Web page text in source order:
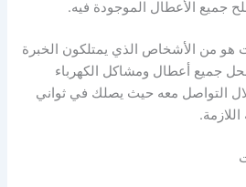
جميع الأعطال الموجودة فيه.
هو من الأشخاص الذي يمتلكون الخبرة
لحل جميع أعطال ومشاكل الكهرباء
التواصل معه حيث يصلك في ثواني